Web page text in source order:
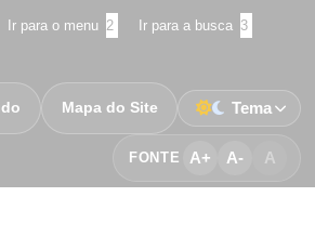
Ir para o menu 2 Ir para a busca 3
FONTE A+ A- A
Mapa do Site Tema